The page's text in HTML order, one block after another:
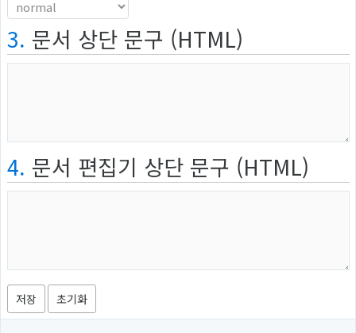
3. 문서 상단 문구 (HTML)
4. 문서 편집기 상단 문구 (HTML)
저장 초기화